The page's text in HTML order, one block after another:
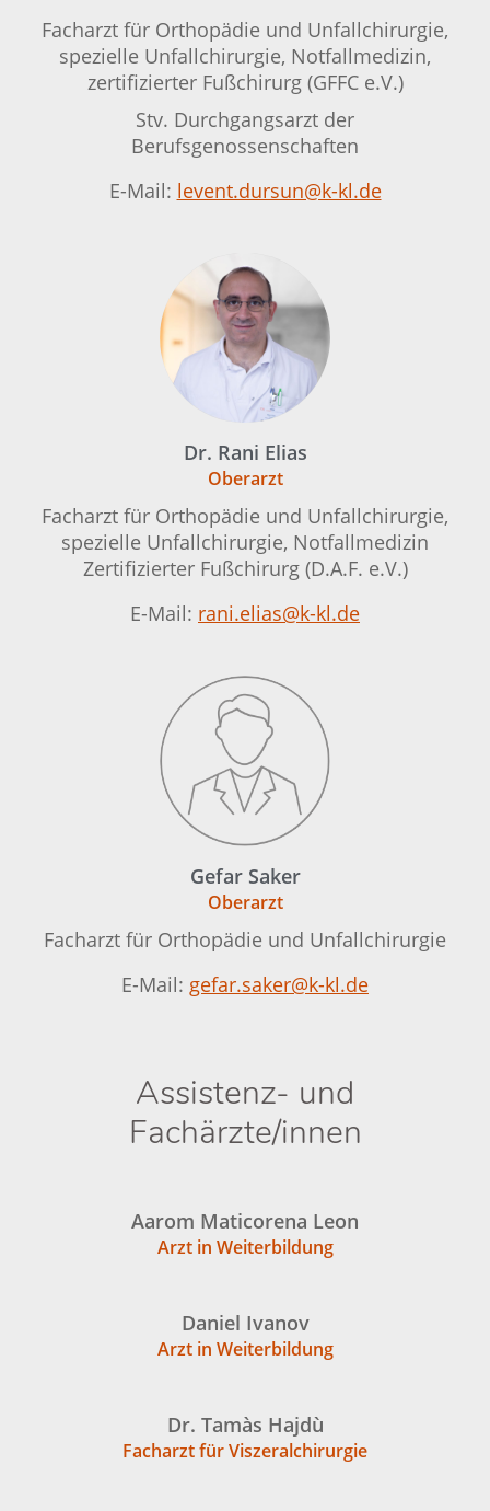
Facharzt für Orthopädie und Unfallchirurgie,
spezielle Unfallchirurgie, Notfallmedizin,
zertifizierter Fußchirurg (GFFC e.V.)
Stv. Durchgangsarzt der
Berufsgenossenschaften
E-Mail: levent.dursun@k-kl.de
Dr. Rani Elias
Oberarzt
Facharzt für Orthopädie und Unfallchirurgie,
spezielle Unfallchirurgie, Notfallmedizin
Zertifizierter Fußchirurg (D.A.F. e.V.)
E-Mail: rani.elias@k-kl.de
Gefar Saker
Oberarzt
Facharzt für Orthopädie und Unfallchirurgie
E-Mail: gefar.saker@k-kl.de
Assistenz- und
Fachärzte/innen
Aarom Maticorena Leon
Arzt in Weiterbildung
Daniel Ivanov
Arzt in Weiterbildung
Dr. Tamàs Hajdù
Facharzt für Viszeralchirurgie